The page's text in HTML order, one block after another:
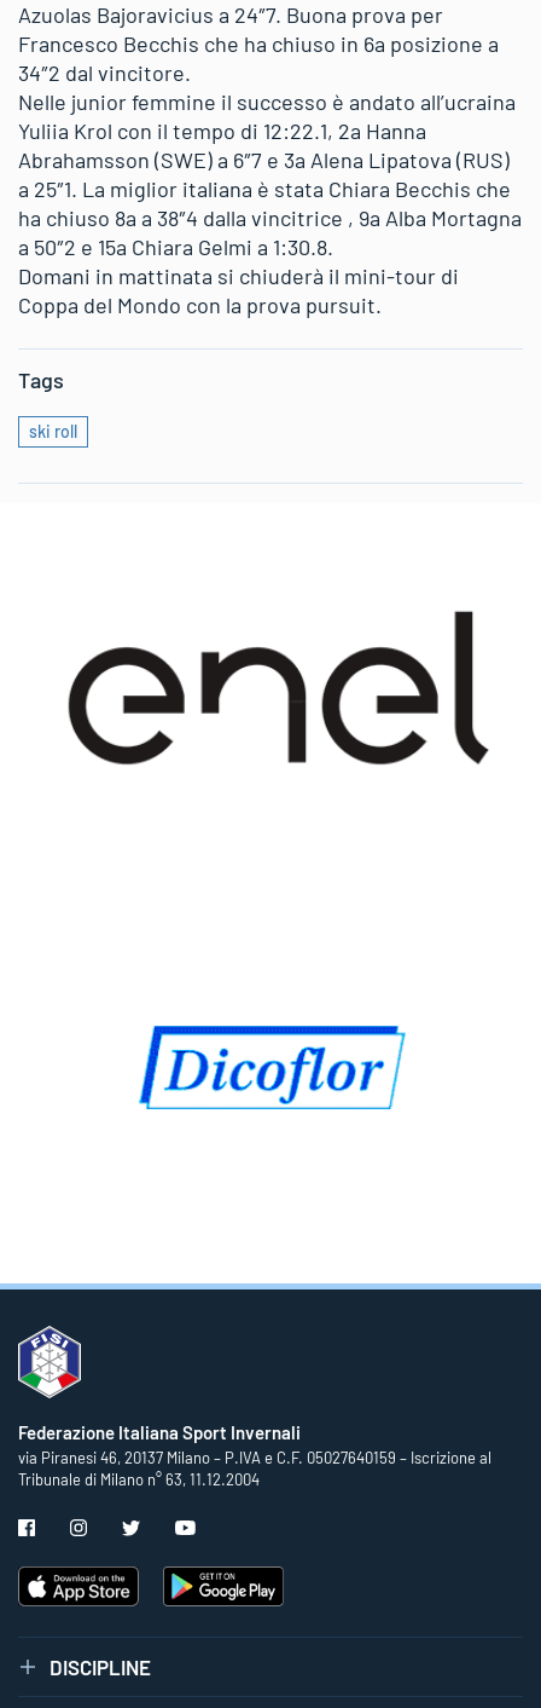
Azuolas Bajoravicius a 24″7. Buona prova per
Francesco Becchis che ha chiuso in 6a posizione a
34″2 dal vincitore.
Nelle junior femmine il successo è andato all’ucraina
Yuliia Krol con il tempo di 12:22.1, 2a Hanna
Abrahamsson (SWE) a 6″7 e 3a Alena Lipatova (RUS)
a 25″1. La miglior italiana è stata Chiara Becchis che
ha chiuso 8a a 38″4 dalla vincitrice , 9a Alba Mortagna
a 50″2 e 15a Chiara Gelmi a 1:30.8.
Domani in mattinata si chiuderà il mini-tour di
Coppa del Mondo con la prova pursuit.
Tags
ski roll
Federazione Italiana Sport Invernali
via Piranesi 46, 20137 Milano – P.IVA e C.F. 05027640159 – Iscrizione al
Tribunale di Milano n° 63, 11.12.2004
DISCIPLINE